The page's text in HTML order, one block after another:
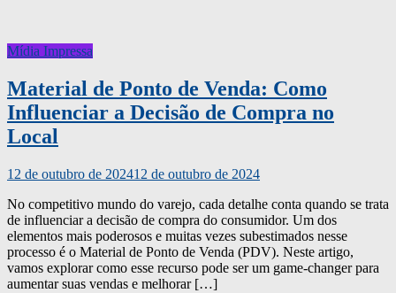
Mídia Impressa
Material de Ponto de Venda: Como
Influenciar a Decisão de Compra no
Local
12 de outubro de 202412 de outubro de 2024
No competitivo mundo do varejo, cada detalhe conta quando se trata
de influenciar a decisão de compra do consumidor. Um dos
elementos mais poderosos e muitas vezes subestimados nesse
processo é o Material de Ponto de Venda (PDV). Neste artigo,
vamos explorar como esse recurso pode ser um game-changer para
aumentar suas vendas e melhorar […]